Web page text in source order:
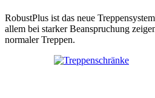
RobustPlus ist das neue
allem bei starker Beanspruchung
normaler Treppen.